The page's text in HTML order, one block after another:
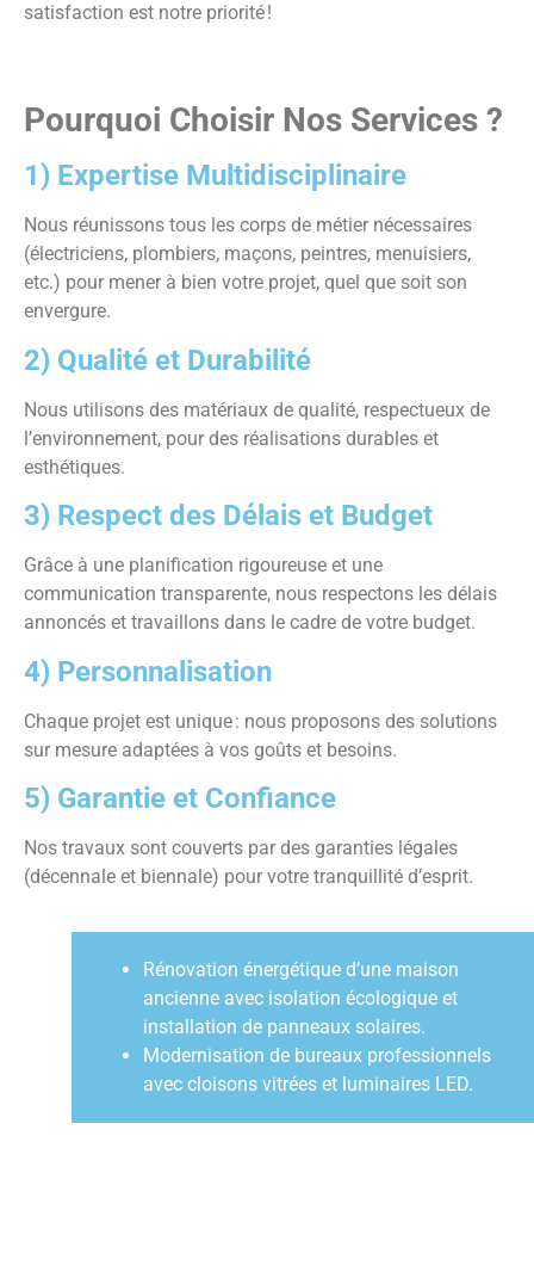
satisfaction est notre priorité!
Pourquoi Choisir Nos Services ?
1) Expertise Multidisciplinaire
Nous réunissons tous les corps de métier nécessaires
(électriciens, plombiers, maçons, peintres, menuisiers,
etc.) pour mener à bien votre projet, quel que soit son
envergure.
2) Qualité et Durabilité
Nous utilisons des matériaux de qualité, respectueux de
l’environnement, pour des réalisations durables et
esthétiques.
3) Respect des Délais et Budget
Grâce à une planification rigoureuse et une
communication transparente, nous respectons les délais
annoncés et travaillons dans le cadre de votre budget.
4) Personnalisation
Chaque projet est unique: nous proposons des solutions
sur mesure adaptées à vos goûts et besoins.
5) Garantie et Confiance
Nos travaux sont couverts par des garanties légales
(décennale et biennale) pour votre tranquillité d’esprit.
Rénovation énergétique d’une maison
ancienne avec isolation écologique et
installation de panneaux solaires.
Modernisation de bureaux professionnels
avec cloisons vitrées et luminaires LED.